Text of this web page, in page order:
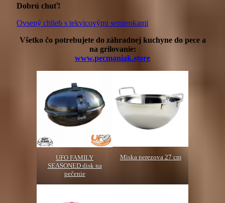
Dobrú chuť!
Ovsený chlieb s tekvicovými semienkami
Všetko čo potrebujete do záhradnej kuchyne do pece a
na grilovanie:
www.pecmaniak.store
UFO FAMILY
SEASONED disk na
pečenie
Miska nerezova 27 cm